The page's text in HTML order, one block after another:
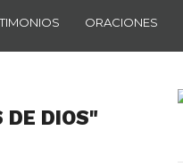
ORACIONES
DE DIOS"